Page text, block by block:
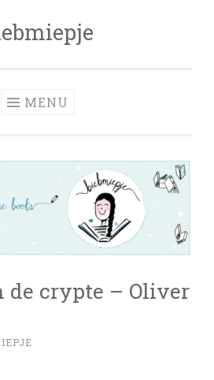
MENU
de crypte – Oliver